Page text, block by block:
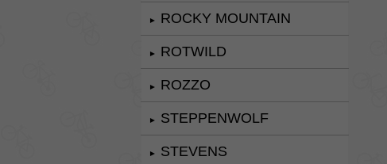
► ROCKY MOUNTAIN
► ROTWILD
► ROZZO
► STEPPENWOLF
► STEVENS